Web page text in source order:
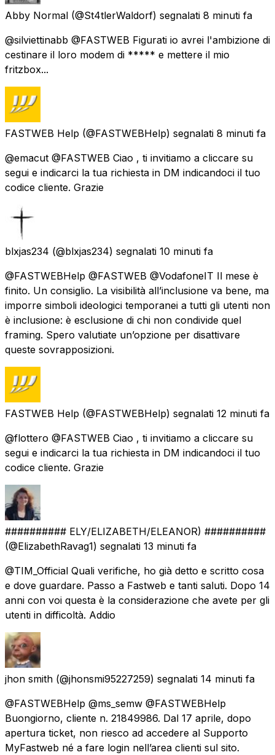
Abby Normal (@St4tlerWaldorf) segnalati 8 minuti fa
@silviettinabb @FASTWEB Figurati io avrei l'ambizione di
cestinare il loro modem di ***** e mettere il mio
fritzbox...
FASTWEB Help (@FASTWEBHelp) segnalati 8 minuti fa
@emacut @FASTWEB Ciao , ti invitiamo a cliccare su
segui e indicarci la tua richiesta in DM indicandoci il tuo
codice cliente. Grazie
blxjas234 (@blxjas234) segnalati 10 minuti fa
@FASTWEBHelp @FASTWEB @VodafoneIT Il mese è
finito. Un consiglio. La visibilità all’inclusione va bene, ma
imporre simboli ideologici temporanei a tutti gli utenti non
è inclusione: è esclusione di chi non condivide quel
framing. Spero valutiate un’opzione per disattivare
queste sovrapposizioni.
FASTWEB Help (@FASTWEBHelp) segnalati 12 minuti fa
@flottero @FASTWEB Ciao , ti invitiamo a cliccare su
segui e indicarci la tua richiesta in DM indicandoci il tuo
codice cliente. Grazie
########## ELY/ELIZABETH/ELEANOR) ##########
(@ElizabethRavag1) segnalati 13 minuti fa
@TIM_Official Quali verifiche, ho già detto e scritto cosa
e dove guardare. Passo a Fastweb e tanti saluti. Dopo 14
anni con voi questa è la considerazione che avete per gli
utenti in difficoltà. Addio
jhon smith (@jhonsmi95227259) segnalati 14 minuti fa
@FASTWEBHelp @ms_semw @FASTWEBHelp
Buongiorno, cliente n. 21849986. Dal 17 aprile, dopo
apertura ticket, non riesco ad accedere al Supporto
MyFastweb né a fare login nell’area clienti sul sito.